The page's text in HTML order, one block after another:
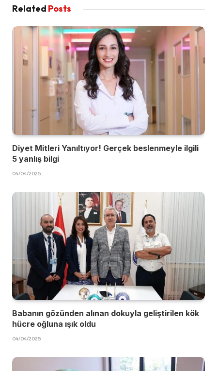
Related Posts
Diyet Mitleri Yanıltıyor! Gerçek beslenmeyle ilgili
5 yanlış bilgi
04/04/2025
Babanın gözünden alınan dokuyla geliştirilen kök
hücre oğluna ışık oldu
04/04/2025